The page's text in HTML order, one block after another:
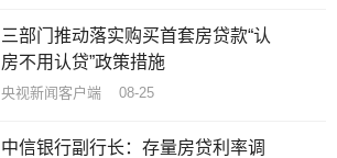
三部门推动落实购买首套房贷款“认
房不用认贷”政策措施
央视新闻客户端 08-25
中信银行副行长：存量房贷利率调